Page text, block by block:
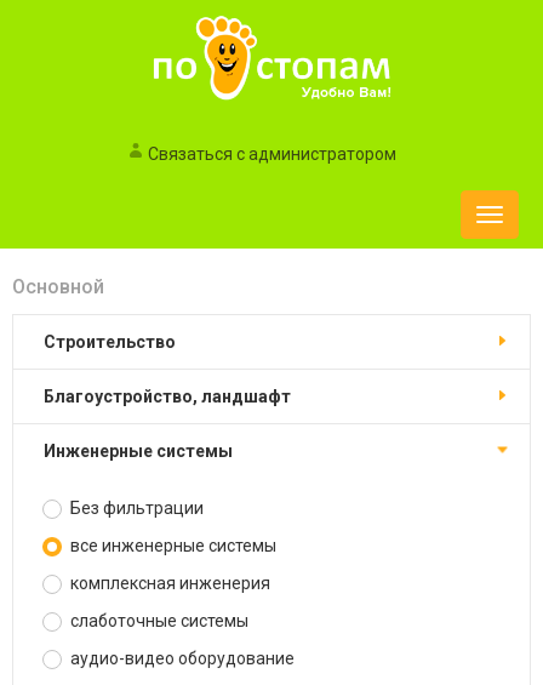
Связаться с администратором
Toggle
Основной
строительство
благоустройство, ландшафт
инженерные системы
Без фильтрации
все инженерные системы
комплексная инженерия
слаботочные системы
аудио-видео оборудование